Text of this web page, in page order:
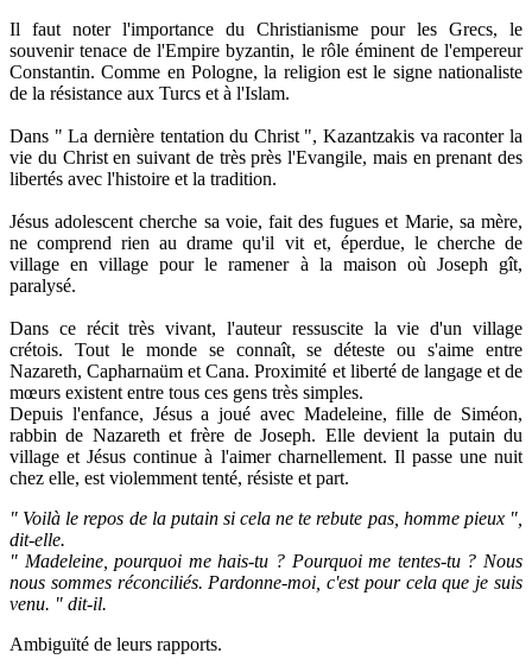
Il faut noter l'importance du Christianisme pour les Grecs, le
souvenir tenace de l'Empire byzantin, le rôle éminent de l'empereur
Constantin. Comme en Pologne, la religion est le signe nationaliste
de la résistance aux Turcs et à l'Islam.
Dans " La dernière tentation du Christ ", Kazantzakis va raconter la
vie du Christ en suivant de très près l'Evangile, mais en prenant des
libertés avec l'histoire et la tradition.
Jésus adolescent cherche sa voie, fait des fugues et Marie, sa mère,
ne comprend rien au drame qu'il vit et, éperdue, le cherche de
village en village pour le ramener à la maison où Joseph gît,
paralysé.
Dans ce récit très vivant, l'auteur ressuscite la vie d'un village
crétois. Tout le monde se connaît, se déteste ou s'aime entre
Nazareth, Capharnaüm et Cana. Proximité et liberté de langage et de
mœurs existent entre tous ces gens très simples.
Depuis l'enfance, Jésus a joué avec Madeleine, fille de Siméon,
rabbin de Nazareth et frère de Joseph. Elle devient la putain du
village et Jésus continue à l'aimer charnellement. Il passe une nuit
chez elle, est violemment tenté, résiste et part.
" Voilà le repos de la putain si cela ne te rebute pas, homme pieux ",
dit-elle.
" Madeleine, pourquoi me hais-tu ? Pourquoi me tentes-tu ? Nous
nous sommes réconciliés. Pardonne-moi, c'est pour cela que je suis
venu. " dit-il.
Ambiguïté de leurs rapports.